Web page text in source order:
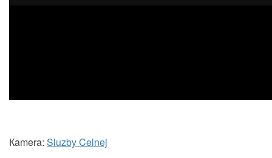
Кamera: Sluzby Celnej